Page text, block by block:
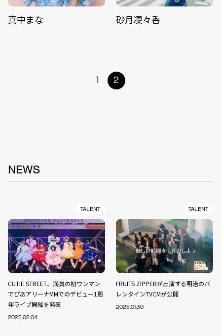
真中まな 砂月凜々香
1 2
NEWS
TALENT
CUTIE STREET、満員の初ワンマン
でぴあアリーナMMでのデビュー1周
年ライブ開催を発表
2025.02.04
TALENT
FRUITS ZIPPERが出演する明治のバ
レンタインTVCMが公開
2025.01.30